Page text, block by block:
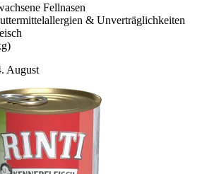
Fellnasen
& Unverträglichkeiten
August